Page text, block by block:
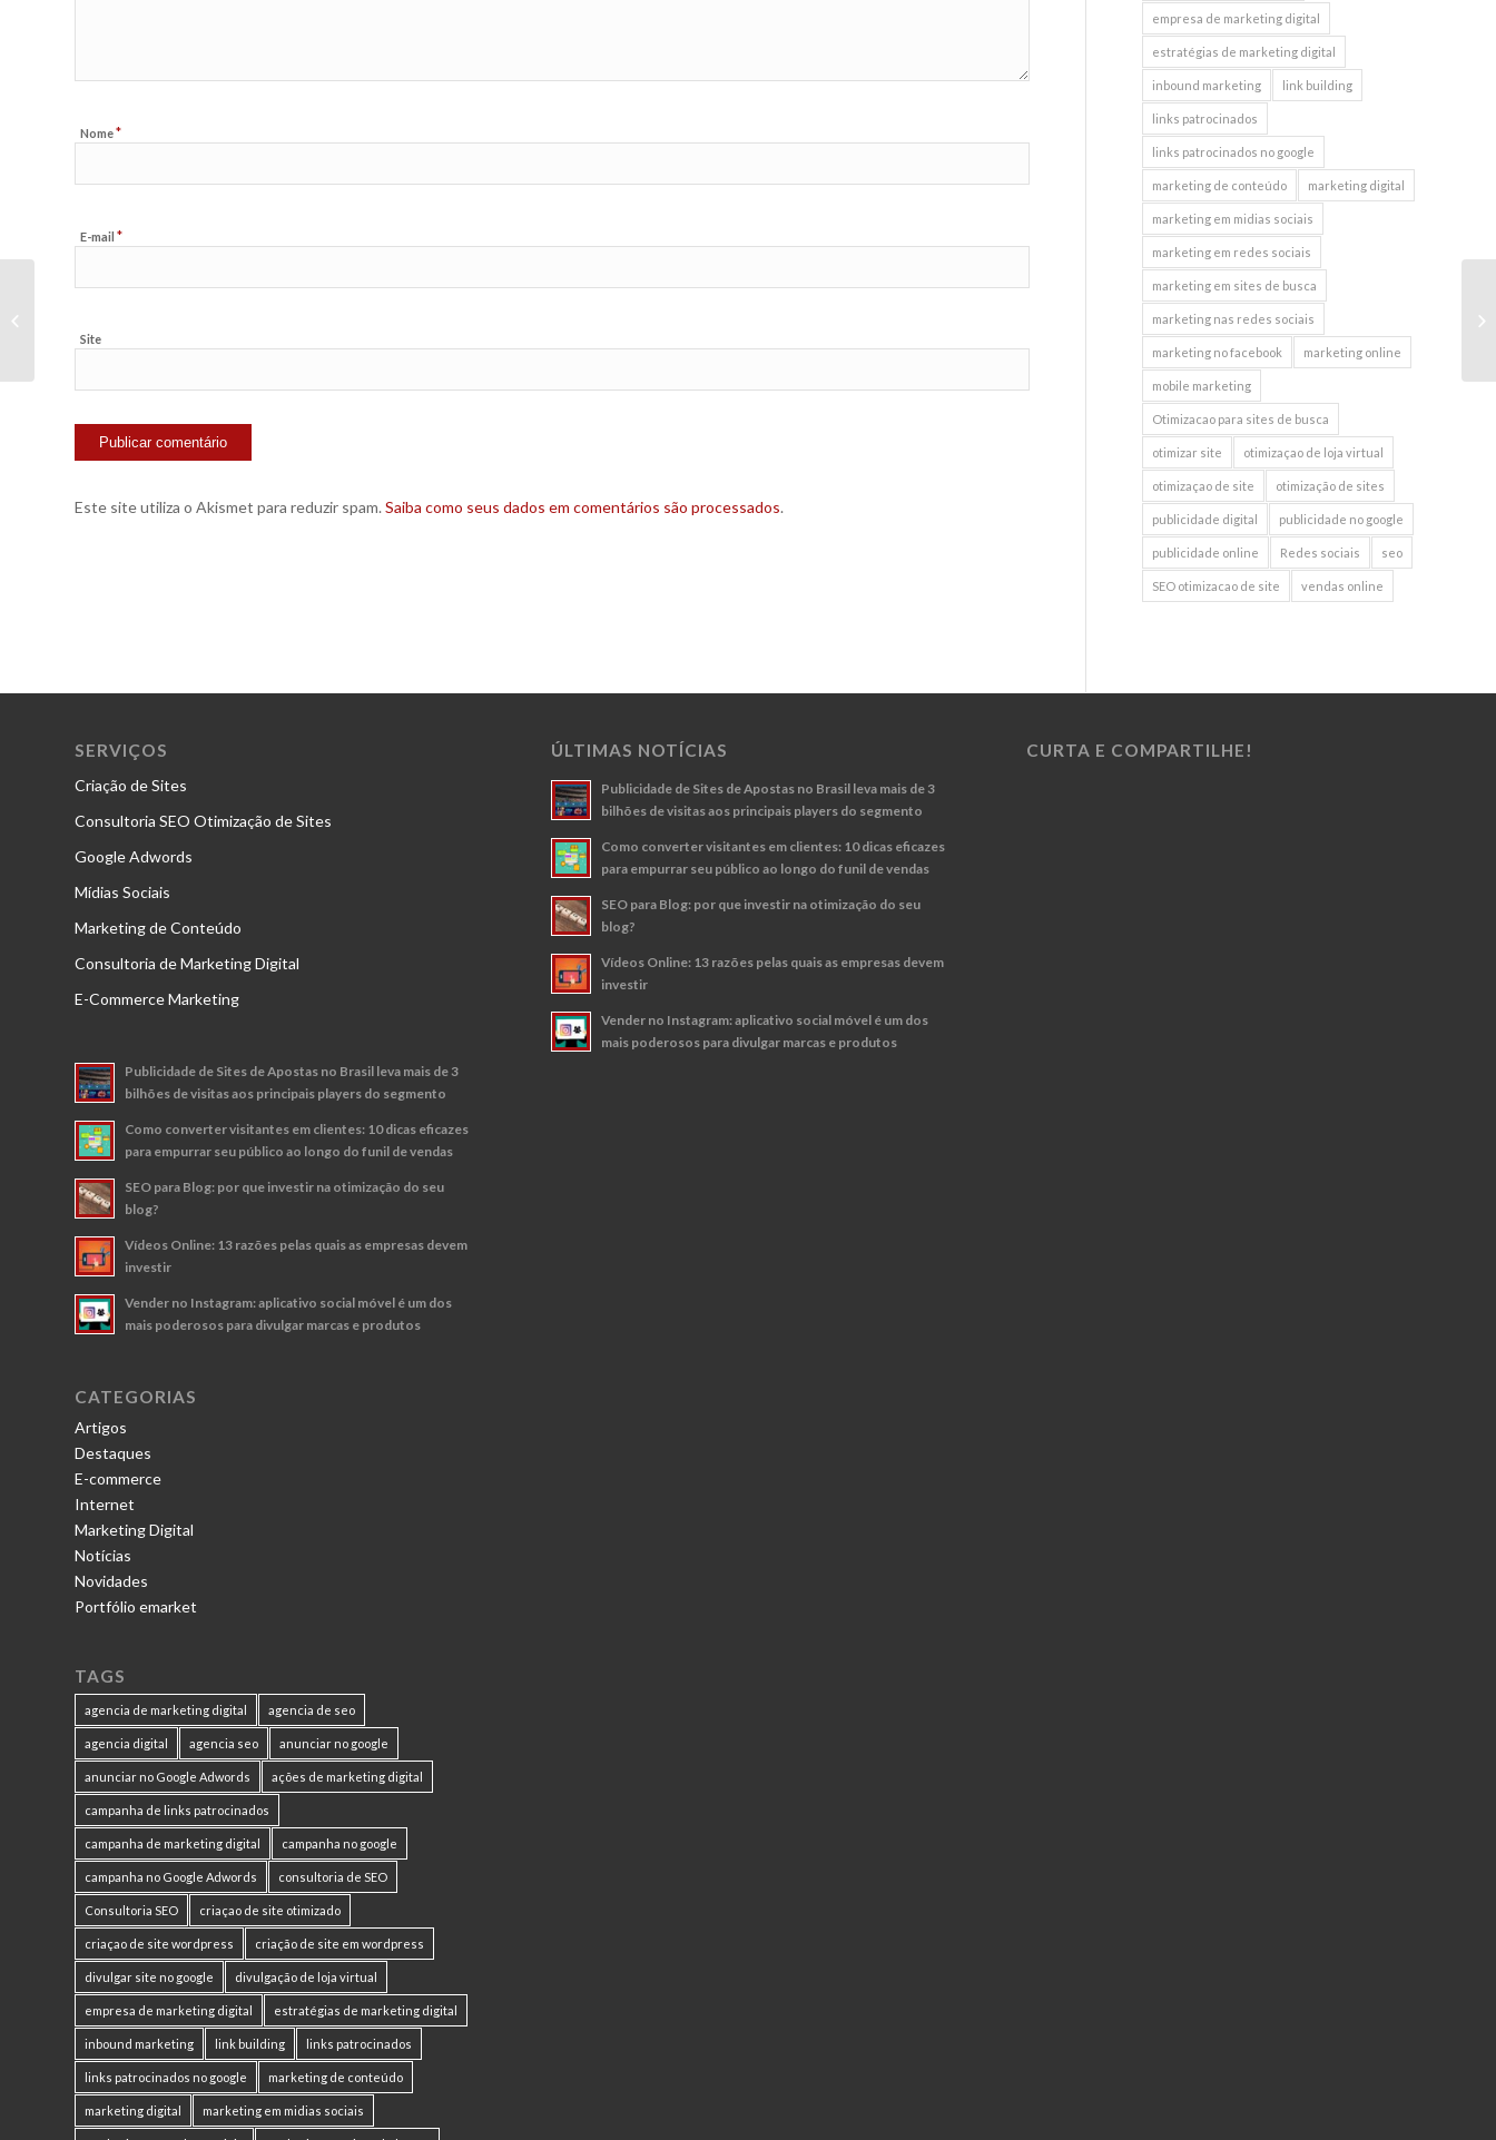
Nome*
E-mail *
Site
Este site utiliza o Akismet para reduzir spam. Saiba como seus dados em comentários são processados.
empresa de marketing digital
estratégias de marketing digital
inbound marketing link building
links patrocinados
links patrocinados no google
marketing de conteúdo marketing digital
marketing em midias sociais
marketing em redes sociais
marketing em sites de busca
marketing nas redes sociais
marketing no facebook marketing online
mobile marketing
Otimizacao para sites de busca
otimizar site otimizaçao de loja virtual
otimizaçao de site otimização de sites
publicidade digital publicidade no google
publicidade online Redes sociais seo
SEO otimizacao de site vendas online
SERVIÇOS
Criação de Sites
Consultoria SEO Otimização de Sites
Google Adwords
Mídias Sociais
Marketing de Conteúdo
Consultoria de Marketing Digital
E-Commerce Marketing
Publicidade de Sites de Apostas no Brasil leva mais de 3
bilhões de visitas aos principais players do segmento
Como converter visitantes em clientes: 10 dicas eficazes
para empurrar seu público ao longo do funil de vendas
SEO para Blog: por que investir na otimização do seu
blog?
Vídeos Online: 13 razões pelas quais as empresas devem
investir
Vender no Instagram: aplicativo social móvel é um dos
mais poderosos para divulgar marcas e produtos
CATEGORIAS
Artigos
Destaques
E-commerce
Internet
Marketing Digital
Notícias
Novidades
Portfólio emarket
TAGS
agencia de marketing digital agencia de seo
agencia digital agencia seo anunciar no google
anunciar no Google Adwords ações de marketing digital
campanha de links patrocinados
campanha de marketing digital campanha no google
campanha no Google Adwords consultoria de SEO
Consultoria SEO criaçao de site otimizado
criaçao de site wordpress criação de site em wordpress
divulgar site no google divulgação de loja virtual
empresa de marketing digital estratégias de marketing digital
inbound marketing link building links patrocinados
links patrocinados no google marketing de conteúdo
marketing digital marketing em midias sociais
ÚLTIMAS NOTÍCIAS
Publicidade de Sites de Apostas no Brasil leva mais de 3
bilhões de visitas aos principais players do segmento
Como converter visitantes em clientes: 10 dicas eficazes
para empurrar seu público ao longo do funil de vendas
SEO para Blog: por que investir na otimização do seu
blog?
Vídeos Online: 13 razões pelas quais as empresas devem
investir
Vender no Instagram: aplicativo social móvel é um dos
mais poderosos para divulgar marcas e produtos
CURTA E COMPARTILHE!
A